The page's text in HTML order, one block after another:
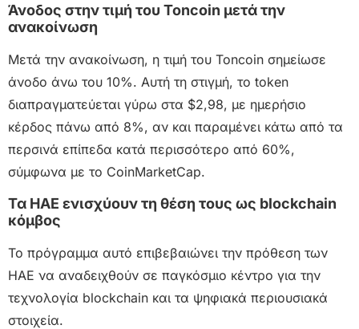
Άνοδος στην τιμή του Toncoin μετά την
ανακοίνωση
Μετά την ανακοίνωση, η τιμή του Toncoin σημείωσε
άνοδο άνω του 10%. Αυτή τη στιγμή, το token
διαπραγματεύεται γύρω στα $2,98, με ημερήσιο
κέρδος πάνω από 8%, αν και παραμένει κάτω από τα
περσινά επίπεδα κατά περισσότερο από 60%,
σύμφωνα με το CoinMarketCap.
Τα ΗΑΕ ενισχύουν τη θέση τους ως blockchain
κόμβος
Το πρόγραμμα αυτό επιβεβαιώνει την πρόθεση των
ΗΑΕ να αναδειχθούν σε παγκόσμιο κέντρο για την
τεχνολογία blockchain και τα ψηφιακά περιουσιακά
στοιχεία.